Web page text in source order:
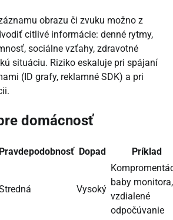
obrazu či zvuku možno z
citlivé informácie: denné rytmy,
sociálne vzťahy, zdravotné
situáciu. Riziko eskaluje pri spájaní
(ID grafy, reklamné SDK) a pri
domácnosť
Pravdepodobnosť Dopad Príklad
Vysoký
baby monitora,
vzdialené
odpočúvanie